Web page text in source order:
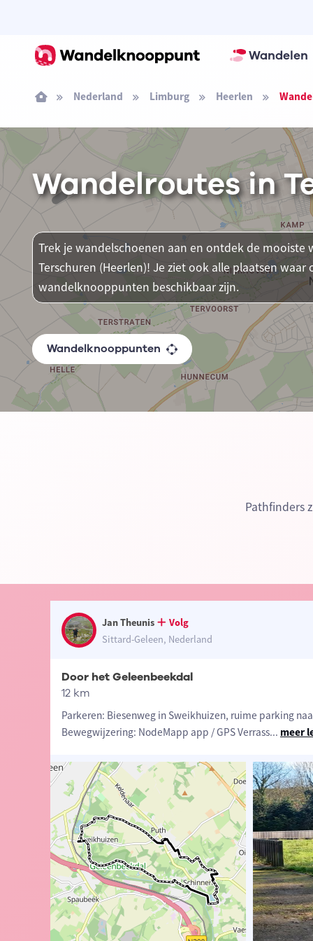
Wandelen
Nederland Limburg Heerlen
Wandelroutes in
Trek je wandelschoenen aan en ontdek de mooiste
Terschuren (Heerlen)! Je ziet ook alle plaatsen
wandelknooppunten beschikbaar zijn.
Wandelknooppunten
Pathfinders
Jan Theunis
Volg
Sittard-Geleen, Nederland
Door het Geleenbeekdal
12 km
Parkeren: Biesenweg in Sweikhuizen, ruime parking
Bewegwijzering: NodeMapp app / GPS Verrass... meer